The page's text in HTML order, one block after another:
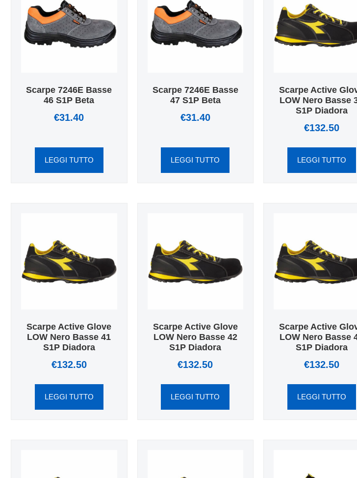
Scarpe 7246E Basse
46 S1P Beta
€31.40
LEGGI TUTTO
Scarpe 7246E Basse
47 S1P Beta
€31.40
LEGGI TUTTO
Scarpe Active
LOW Nero Basse
S1P Diadora
€132.50
LEGGI TUTTO
Scarpe Active Glove
LOW Nero Basse 41
S1P Diadora
€132.50
LEGGI TUTTO
Scarpe Active Glove
LOW Nero Basse 42
S1P Diadora
€132.50
LEGGI TUTTO
Scarpe Active
LOW Nero Basse
S1P Diadora
€132.50
LEGGI TUTTO